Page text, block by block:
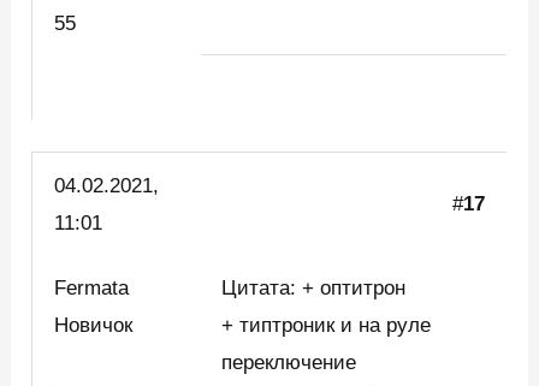
55
04.02.2021,
11:01
#17
Fermata
Новичок
Цитата: + оптитрон
+ типтроник и на руле
переключение